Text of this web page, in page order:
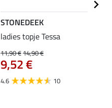
STONEDEEK
ladies topje Tessa
11,90 €14,90 €
9,52 €
4.6 10